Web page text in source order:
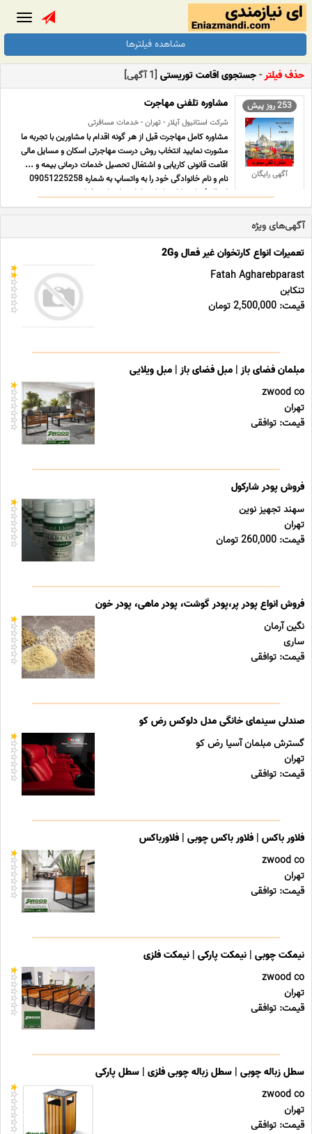
مشاهده فیلترها
حذف فیلتر-جستجوی اقامت توریستی [1 آگهی]
253 روز پیش
آگهی رایگان
مشاوره تلفنی مهاجرت
شرکت استانبول آیلار - تهران - خدمات مسافرتی
مشاوره کامل مهاجرت قبل از هر گونه اقدام با مشاورین با تجربه ما
مشورت نمایید انتخاب روش درست مهاجرتی اسکان و مسایل مالی
اقامت قانونی کاریابی و اشتغال تحصیل خدمات درمانی بیمه و ...
نام و نام خانوادگی خود را به واتساپ به شماره 09051225258
ارسال فرمایید کارشناسان ما با شما تماس خواه ... ...
آگهی‌های ویژه
تعمیرات انواع کارتخوان غیر فعال و2G
Fatah Agharebparast
تنکابن
قیمت: 2,500,000 تومان
مبلمان فضای باز | مبل فضای باز | مبل ویلایی
zwood co
تهران
قیمت: توافقی
فروش پودر شارکول
سهند تجهیز نوین
تهران
قیمت: 260,000 تومان
فروش انواع پودر پر،پودر گوشت، پودر ماهی، پودر خون
نگین آرمان
ساری
قیمت: توافقی
صندلی سینمای خانگی مدل دلوکس رض کو
گسترش مبلمان آسیا رض کو
تهران
قیمت: توافقی
فلاور باکس | فلاور باکس چوبی | فلاورباکس
zwood co
تهران
قیمت: توافقی
نیمکت چوبی | نیمکت پارکی | نیمکت فلزی
zwood co
تهران
قیمت: توافقی
سطل زباله چوبی | سطل زباله چوبی فلزی | سطل پارکی
zwood co
تهران
قیمت: توافقی